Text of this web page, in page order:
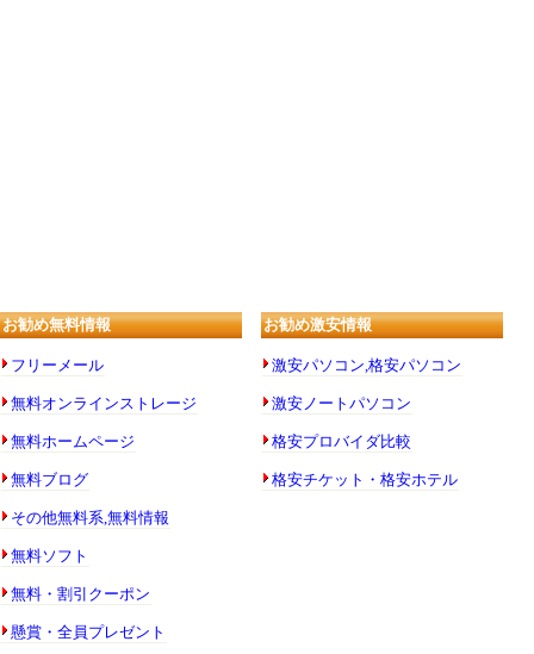
お勧め無料情報
フリーメール
無料オンラインストレージ
無料ホームページ
無料ブログ
その他無料系,無料情報
無料ソフト
無料・割引クーポン
懸賞・全員プレゼント
お勧め激安情報
激安パソコン,格安パソコン
激安ノートパソコン
格安プロバイダ比較
格安チケット・格安ホテル